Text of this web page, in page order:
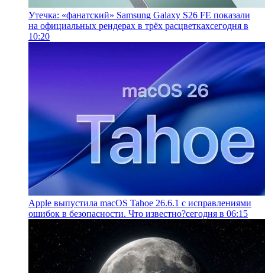
Утечка: «фанатский» Samsung Galaxy S26 FE показали
на официальных рендерах в трёх расцветкахсегодня в
10:20
Apple выпустила macOS Tahoe 26.6.1 с исправлениями
ошибок в безопасности. Что известно?сегодня в 06:15